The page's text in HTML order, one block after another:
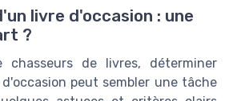
livre d'occasion : une
?
chasseurs de livres, déterminer
peut sembler une tâche